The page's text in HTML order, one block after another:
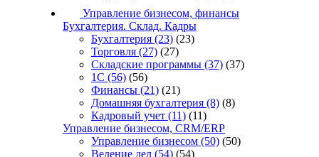
Управление бизнесом, финансы
Бухгалтерия. Склад. Кадры
Бухгалтерия (23) (23)
Торговля (27) (27)
Складские программы (37) (37)
1С (56) (56)
Финансы (21) (21)
Домашняя бухгалтерия (8) (8)
Кадровый учет (11) (11)
Управление бизнесом, CRM/ERP
Управление бизнесом (50) (50)
Ведение дел (54) (54)